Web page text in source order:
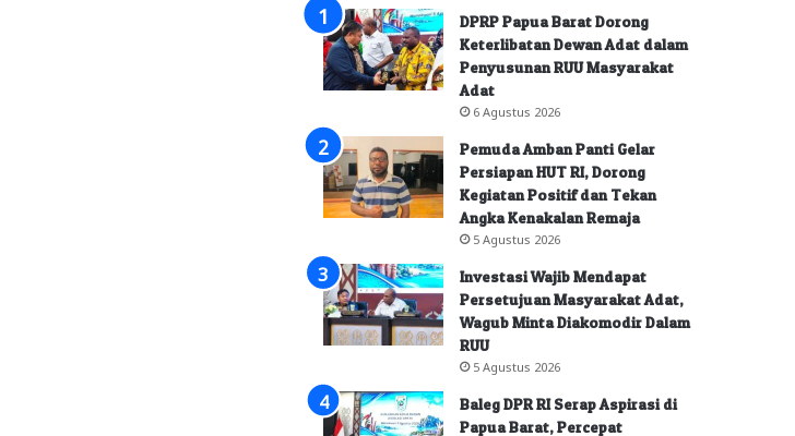
DPRP Papua Barat Dorong
Keterlibatan Dewan Adat dalam
Penyusunan RUU Masyarakat
Adat
6 Agustus 2026
Pemuda Amban Panti Gelar
Persiapan HUT RI, Dorong
Kegiatan Positif dan Tekan
Angka Kenakalan Remaja
5 Agustus 2026
Investasi Wajib Mendapat
Persetujuan Masyarakat Adat,
Wagub Minta Diakomodir Dalam
RUU
5 Agustus 2026
Baleg DPR RI Serap Aspirasi di
Papua Barat, Percepat